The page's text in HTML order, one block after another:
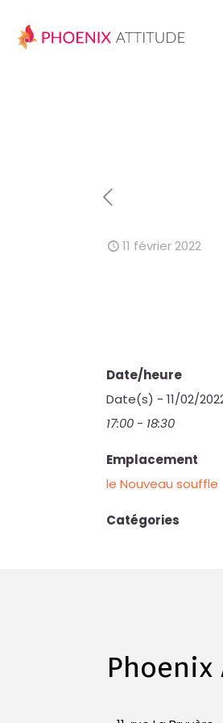
11 février 2022
Date/heure
Date(s) - 11/02/
17:00 - 18:30
Emplacement
le Nouveau souffle
Catégories